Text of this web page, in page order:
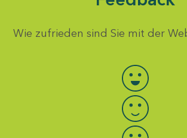
Wie zufrieden sind Sie mit der
Bewertung